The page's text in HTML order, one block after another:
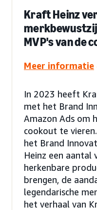
Kraft Heinz
MVP's van de
Meer informatie
In 2023 heeft
met het Brand
Amazon Ads om
cookout te
het Brand
Heinz een aantal
herkenbare
brengen, de
legendarische
het verhaal van